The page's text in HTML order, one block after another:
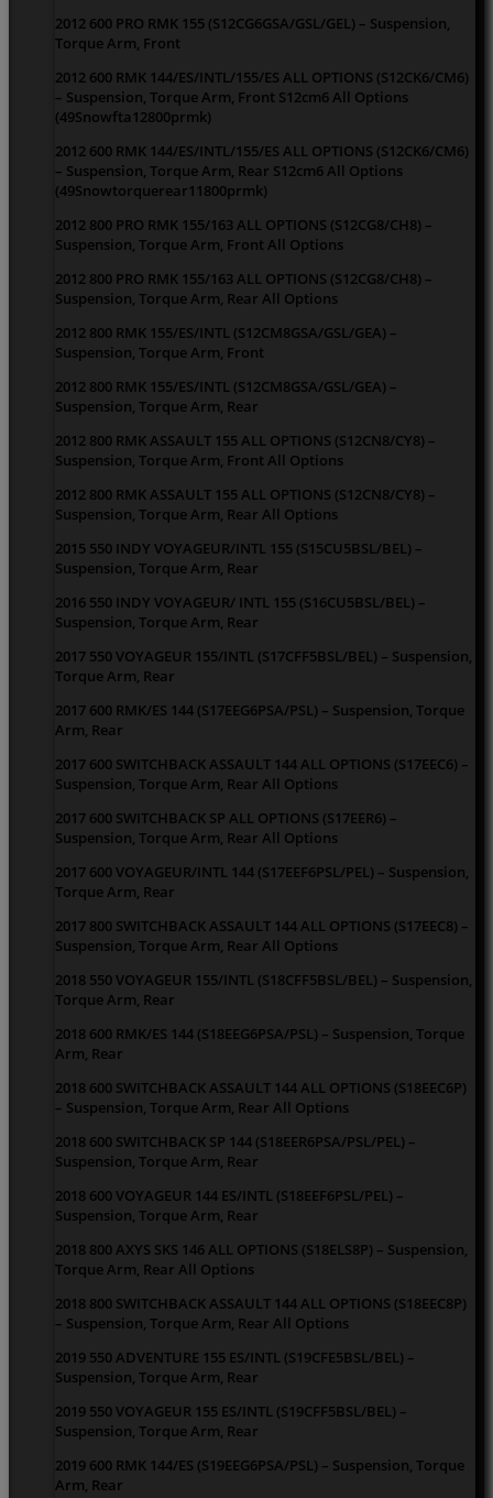
2012 600 PRO RMK 155 (S12CG6GSA/GSL/GEL) – Suspension,
Torque Arm, Front
2012 600 RMK 144/ES/INTL/155/ES ALL OPTIONS (S12CK6/CM6)
– Suspension, Torque Arm, Front S12cm6 All Options
(49Snowfta12800prmk)
2012 600 RMK 144/ES/INTL/155/ES ALL OPTIONS (S12CK6/CM6)
– Suspension, Torque Arm, Rear S12cm6 All Options
(49Snowtorquerear11800prmk)
2012 800 PRO RMK 155/163 ALL OPTIONS (S12CG8/CH8) –
Suspension, Torque Arm, Front All Options
2012 800 PRO RMK 155/163 ALL OPTIONS (S12CG8/CH8) –
Suspension, Torque Arm, Rear All Options
2012 800 RMK 155/ES/INTL (S12CM8GSA/GSL/GEA) –
Suspension, Torque Arm, Front
2012 800 RMK 155/ES/INTL (S12CM8GSA/GSL/GEA) –
Suspension, Torque Arm, Rear
2012 800 RMK ASSAULT 155 ALL OPTIONS (S12CN8/CY8) –
Suspension, Torque Arm, Front All Options
2012 800 RMK ASSAULT 155 ALL OPTIONS (S12CN8/CY8) –
Suspension, Torque Arm, Rear All Options
2015 550 INDY VOYAGEUR/INTL 155 (S15CU5BSL/BEL) –
Suspension, Torque Arm, Rear
2016 550 INDY VOYAGEUR/ INTL 155 (S16CU5BSL/BEL) –
Suspension, Torque Arm, Rear
2017 550 VOYAGEUR 155/INTL (S17CFF5BSL/BEL) – Suspension,
Torque Arm, Rear
2017 600 RMK/ES 144 (S17EEG6PSA/PSL) – Suspension, Torque
Arm, Rear
2017 600 SWITCHBACK ASSAULT 144 ALL OPTIONS (S17EEC6) –
Suspension, Torque Arm, Rear All Options
2017 600 SWITCHBACK SP ALL OPTIONS (S17EER6) –
Suspension, Torque Arm, Rear All Options
2017 600 VOYAGEUR/INTL 144 (S17EEF6PSL/PEL) – Suspension,
Torque Arm, Rear
2017 800 SWITCHBACK ASSAULT 144 ALL OPTIONS (S17EEC8) –
Suspension, Torque Arm, Rear All Options
2018 550 VOYAGEUR 155/INTL (S18CFF5BSL/BEL) – Suspension,
Torque Arm, Rear
2018 600 RMK/ES 144 (S18EEG6PSA/PSL) – Suspension, Torque
Arm, Rear
2018 600 SWITCHBACK ASSAULT 144 ALL OPTIONS (S18EEC6P)
– Suspension, Torque Arm, Rear All Options
2018 600 SWITCHBACK SP 144 (S18EER6PSA/PSL/PEL) –
Suspension, Torque Arm, Rear
2018 600 VOYAGEUR 144 ES/INTL (S18EEF6PSL/PEL) –
Suspension, Torque Arm, Rear
2018 800 AXYS SKS 146 ALL OPTIONS (S18ELS8P) – Suspension,
Torque Arm, Rear All Options
2018 800 SWITCHBACK ASSAULT 144 ALL OPTIONS (S18EEC8P)
– Suspension, Torque Arm, Rear All Options
2019 550 ADVENTURE 155 ES/INTL (S19CFE5BSL/BEL) –
Suspension, Torque Arm, Rear
2019 550 VOYAGEUR 155 ES/INTL (S19CFF5BSL/BEL) –
Suspension, Torque Arm, Rear
2019 600 RMK 144/ES (S19EEG6PSA/PSL) – Suspension, Torque
Arm, Rear